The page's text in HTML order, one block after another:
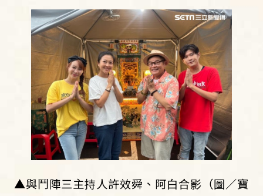
▲與鬥陣三主持人許效舜、阿白合影（圖／寶